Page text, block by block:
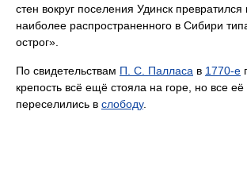
стен вокруг поселения Удинск превратился
наиболее распространенного в Сибири
острог».
По свидетельствам П. С. Палласа в 1770-е
крепость всё ещё стояла на горе, но все её
переселились в слободу.